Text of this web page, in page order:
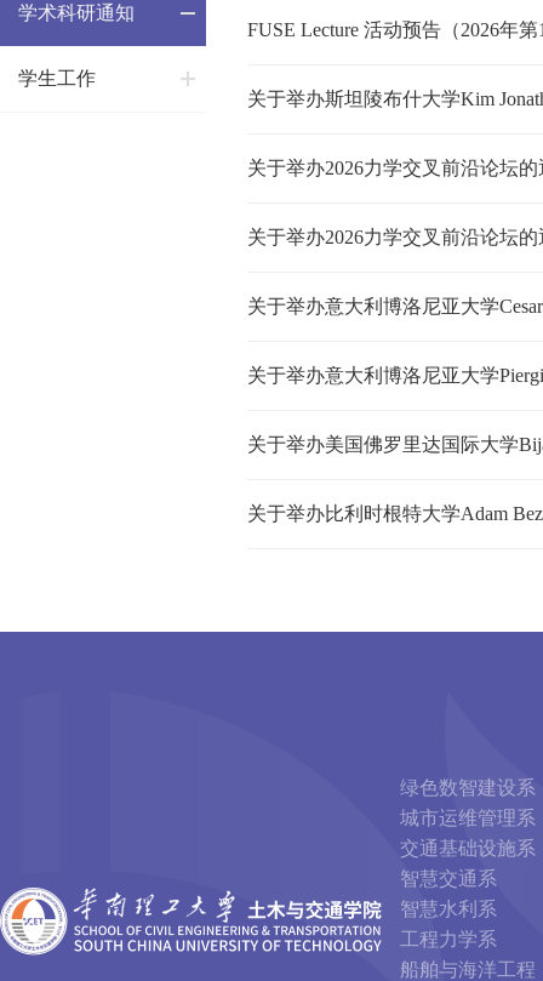
学术科研通知
学生工作
FUSE Lecture 活动预告（2026年
关于举办斯坦陵布什大学Kim
关于举办2026力学交叉前沿论坛
关于举办2026力学交叉前沿论坛
关于举办意大利博洛尼亚大学
关于举办意大利博洛尼亚大学
关于举办美国佛罗里达国际大学
关于举办比利时根特大学Adam
绿色数智建设系
城市运维管理系
交通基础设施系
智慧交通系
智慧水利系
工程力学系
船舶与海洋工程